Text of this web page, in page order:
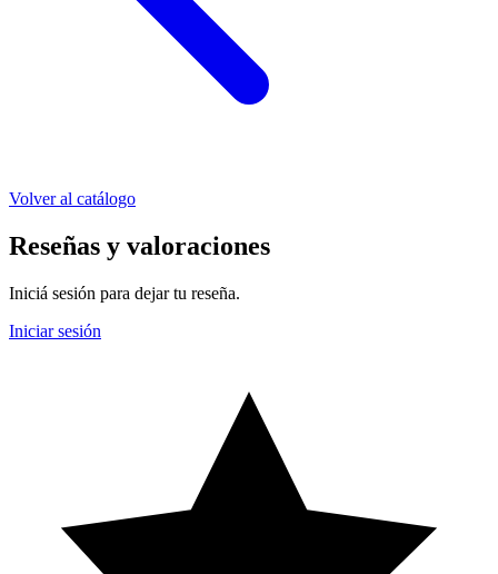
Volver al catálogo
Reseñas y valoraciones
Iniciá sesión para dejar tu reseña.
Iniciar sesión